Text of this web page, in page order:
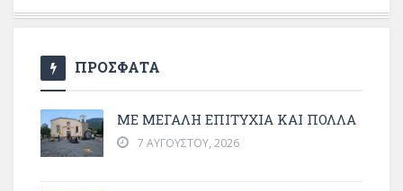
ΠΡΟΣΦΑΤΑ
ΜΕ ΜΕΓΆΛΗ ΕΠΙΤΥΧΊΑ ΚΑΙ ΠΟΛΛΆ
7 ΑΥΓΟΎΣΤΟΥ, 2026